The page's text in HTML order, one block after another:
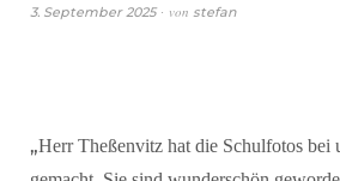
3. September 2025 von stefan
„Herr Theßenvitz hat die Schulfotos bei